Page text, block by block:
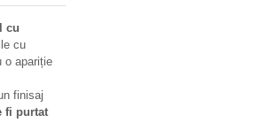
cu
cu
o apariție
finisaj
fi purtat